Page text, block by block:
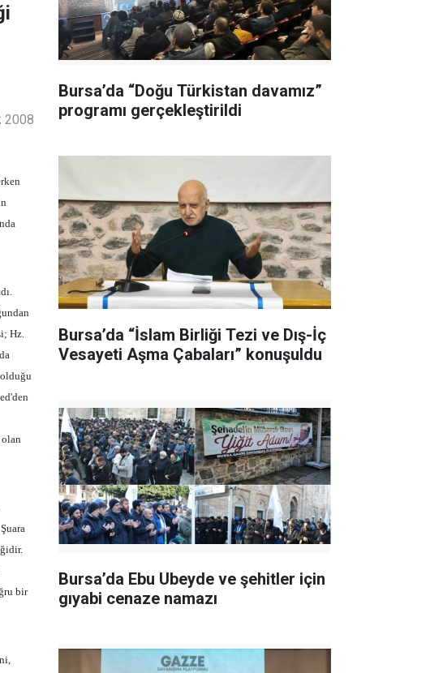
2008
Hz.
bir
Bursa’da “Doğu Türkistan davamız”
programı gerçekleştirildi
Bursa’da “İslam Birliği Tezi ve Dış-İç
Vesayeti Aşma Çabaları” konuşuldu
Bursa’da Ebu Ubeyde ve şehitler için
gıyabi cenaze namazı